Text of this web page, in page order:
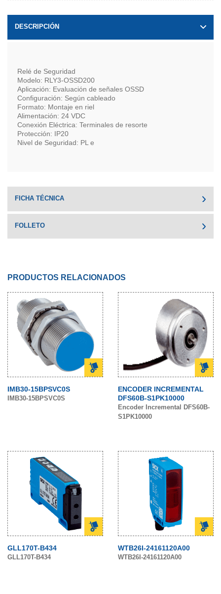
DESCRIPCIÓN
Relé de Seguridad
Modelo: RLY3-OSSD200
Aplicación: Evaluación de señales OSSD
Configuración: Según cableado
Formato: Montaje en riel
Alimentación: 24 VDC
Conexión Eléctrica: Terminales de resorte
Protección: IP20
Nivel de Seguridad: PL e
FICHA TÉCNICA
FOLLETO
PRODUCTOS RELACIONADOS
IMB30-15BPSVC0S
IMB30-15BPSVC0S
ENCODER INCREMENTAL
DFS60B-S1PK10000
Encoder Incremental DFS60B-
S1PK10000
GLL170T-B434
GLL170T-B434
WTB26I-24161120A00
WTB26I-24161120A00